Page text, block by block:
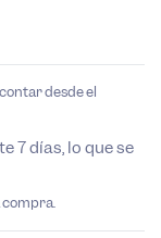
desde el
7 días, lo que se
compra.